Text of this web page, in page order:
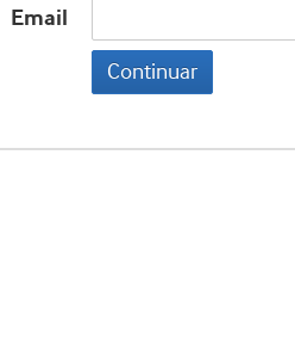
Email
Continuar